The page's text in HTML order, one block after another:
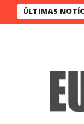
ÚLTIMAS
menos violento